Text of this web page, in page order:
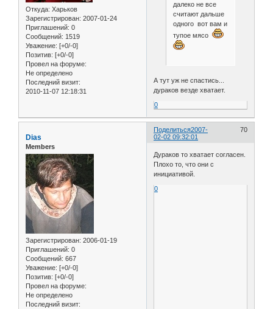
Откуда: Харьков
Зарегистрирован: 2007-01-24
Приглашений: 0
Сообщений: 1519
Уважение: [+0/-0]
Позитив: [+0/-0]
Провел на форуме:
Не определено
Последний визит:
2010-11-07 12:18:31
далеко не все
считают дальше
одного вот вам и
тупое мясо
А тут уж не спастись...
дураков везде хватает.
0
Поделиться 70
2007-
02-02 09:32:01
Dias
Members
Зарегистрирован: 2006-01-19
Приглашений: 0
Сообщений: 667
Уважение: [+0/-0]
Позитив: [+0/-0]
Провел на форуме:
Не определено
Последний визит:
Дураков то хватает согласен.
Плохо то, что они с
инициативой.
0